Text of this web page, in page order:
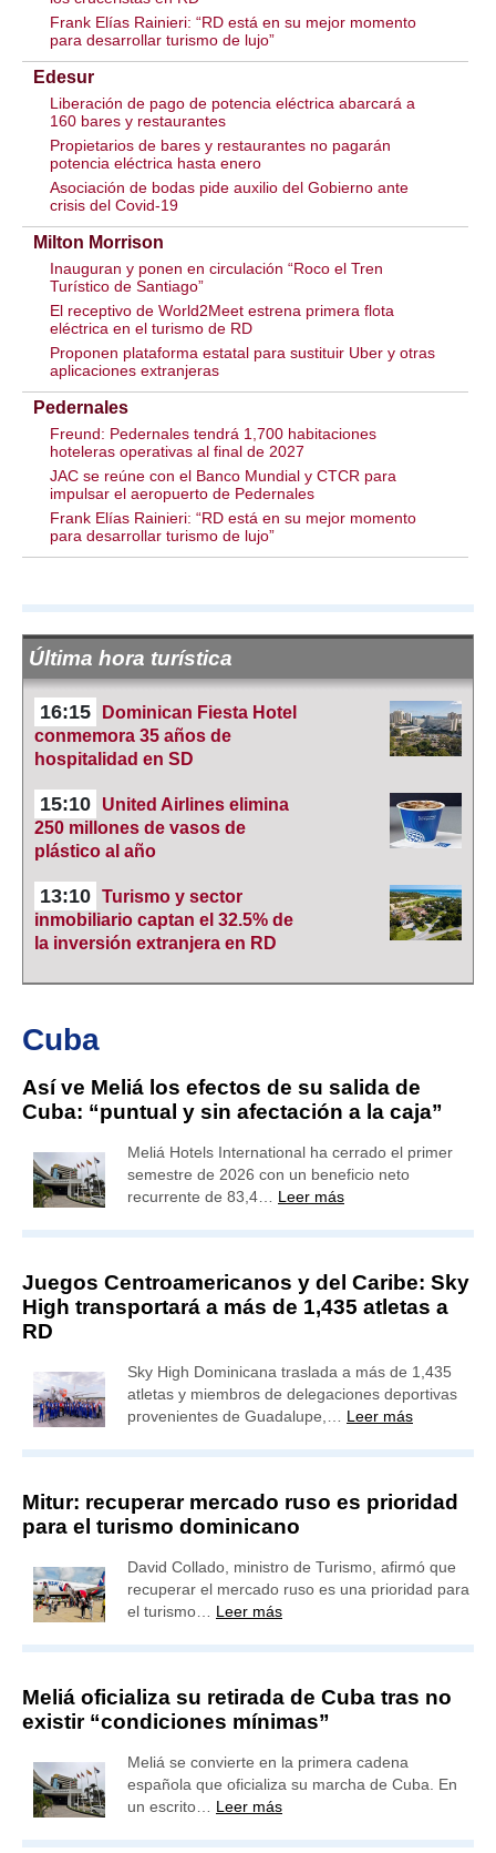
Frank Elías Rainieri: “RD está en su mejor momento
para desarrollar turismo de lujo”
Edesur
Liberación de pago de potencia eléctrica abarcará a
160 bares y restaurantes
Propietarios de bares y restaurantes no pagarán
potencia eléctrica hasta enero
Asociación de bodas pide auxilio del Gobierno ante
crisis del Covid-19
Milton Morrison
Inauguran y ponen en circulación “Roco el Tren
Turístico de Santiago”
El receptivo de World2Meet estrena primera flota
eléctrica en el turismo de RD
Proponen plataforma estatal para sustituir Uber y otras
aplicaciones extranjeras
Pedernales
Freund: Pedernales tendrá 1,700 habitaciones
hoteleras operativas al final de 2027
JAC se reúne con el Banco Mundial y CTCR para
impulsar el aeropuerto de Pedernales
Frank Elías Rainieri: “RD está en su mejor momento
para desarrollar turismo de lujo”
Última hora turística
16:15
Dominican Fiesta Hotel
conmemora 35 años de
hospitalidad en SD
15:10
United Airlines elimina
250 millones de vasos de
plástico al año
13:10 Turismo y sector
inmobiliario captan el 32.5% de
la inversión extranjera en RD
Cuba
Así ve Meliá los efectos de su salida de
Cuba: “puntual y sin afectación a la caja”
Meliá Hotels International ha cerrado el primer
semestre de 2026 con un beneficio neto
recurrente de 83,4… Leer más
Juegos Centroamericanos y del Caribe: Sky
High transportará a más de 1,435 atletas a
RD
Sky High Dominicana traslada a más de 1,435
atletas y miembros de delegaciones deportivas
provenientes de Guadalupe,… Leer más
Mitur: recuperar mercado ruso es prioridad
para el turismo dominicano
David Collado, ministro de Turismo, afirmó que
recuperar el mercado ruso es una prioridad para
el turismo… Leer más
Meliá oficializa su retirada de Cuba tras no
existir “condiciones mínimas”
Meliá se convierte en la primera cadena
española que oficializa su marcha de Cuba. En
un escrito… Leer más